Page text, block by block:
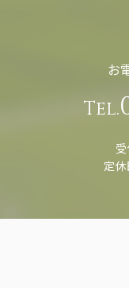
お
Tel.
定